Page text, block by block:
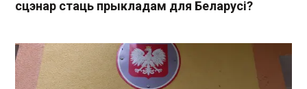
сцэнар стаць прыкладам для Беларусі?